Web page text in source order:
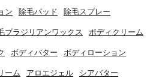
ン 除毛パッド 除毛スプレー
ブラジリアンワックス ボディクリーム
ボディバター ボディローション
ーム アロエジェル シアバター